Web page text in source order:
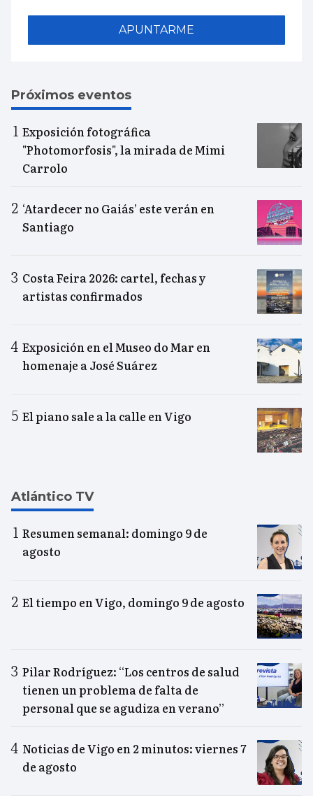
APUNTARME
Próximos eventos
Exposición fotográfica
"Photomorfosis", la mirada de Mimi
Carrolo
‘Atardecer no Gaiás’ este verán en
Santiago
Costa Feira 2026: cartel, fechas y
artistas confirmados
Exposición en el Museo do Mar en
homenaje a José Suárez
El piano sale a la calle en Vigo
Atlántico TV
Resumen semanal: domingo 9 de
agosto
El tiempo en Vigo, domingo 9 de agosto
Pilar Rodríguez: “Los centros de salud
tienen un problema de falta de
personal que se agudiza en verano”
Noticias de Vigo en 2 minutos: viernes 7
de agosto